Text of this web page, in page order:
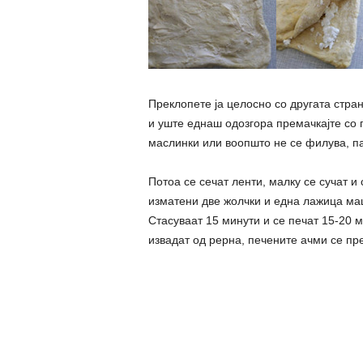
Преклопете ја целосно со другата
и уште еднаш одозгора премачкајте
маслинки или воопшто не се филува,
Потоа се сечат ленти, малку се сучат и
изматени две жолчки и една лажица
Стасуваат 15 минути и се печат 15-20
извадат од рерна, печените ачми се